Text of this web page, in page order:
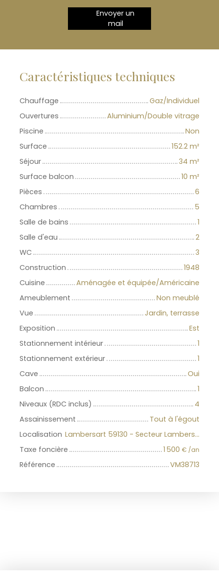
Envoyer un
mail
Caractéristiques techniques
Chauffage
Gaz/Individuel
Ouvertures
Aluminium/Double vitrage
Piscine
Non
Surface
152.2 m²
Séjour
34 m²
Surface balcon
10 m²
Pièces
6
Chambres
5
Salle de bains
1
Salle d'eau
2
WC
3
Construction
1948
Cuisine
Aménagée et équipée/Américaine
Ameublement
Non meublé
Vue
Jardin, terrasse
Exposition
Est
Stationnement intérieur
1
Stationnement extérieur
1
Cave
Oui
Balcon
1
Niveaux (RDC inclus)
4
Assainissement
Tout à l'égout
Localisation
Lambersart 59130 - Secteur Lambersart
Taxe foncière
1 500 € /an
Référence VM38713